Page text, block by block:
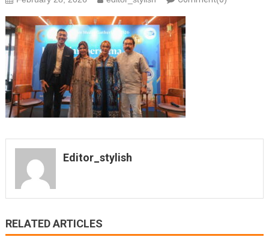
Editor_stylish
RELATED ARTICLES